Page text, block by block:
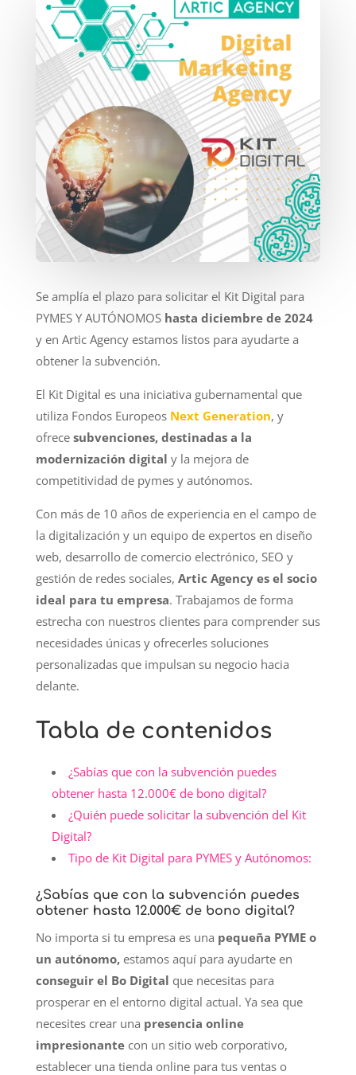
Se amplía el plazo para solicitar el Kit Digital para
PYMES Y AUTÓNOMOS hasta diciembre de 2024
y en Artic Agency estamos listos para ayudarte a
obtener la subvención.
El Kit Digital es una iniciativa gubernamental que
utiliza Fondos Europeos Next Generation, y
ofrece subvenciones, destinadas a la
modernización digital y la mejora de
competitividad de pymes y autónomos.
Con más de 10 años de experiencia en el campo de
la digitalización y un equipo de expertos en diseño
web, desarrollo de comercio electrónico, SEO y
gestión de redes sociales, Artic Agency es el socio
ideal para tu empresa. Trabajamos de forma
estrecha con nuestros clientes para comprender sus
necesidades únicas y ofrecerles soluciones
personalizadas que impulsan su negocio hacia
delante.
Tabla de contenidos
¿Sabías que con la subvención puedes
obtener hasta 12.000€ de bono digital?
¿Quién puede solicitar la subvención del Kit
Digital?
Tipo de Kit Digital para PYMES y Autónomos:
¿Sabías que con la subvención puedes
obtener hasta 12.000€ de bono digital?
No importa si tu empresa es una pequeña PYME o
un autónomo,estamos aquí para ayudarte en
conseguir el Bo Digital que necesitas para
prosperar en el entorno digital actual. Ya sea que
necesites crear una presencia online
impresionantecon un sitio web corporativo,
establecer una tienda online para tus ventas o